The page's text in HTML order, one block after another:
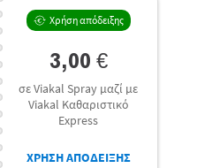
Χρήση απόδειξης
3,00 €
σε Viakal Spray μαζί με
Viakal Καθαριστικό
Express
ΧΡΗΣΗ ΑΠΟΔΕΙΞΗΣ